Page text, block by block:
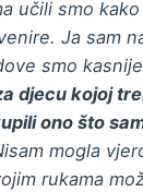
učili smo
Ja sam
smo
djecu kojoj
ono što
mogla
rukama